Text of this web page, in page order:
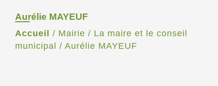
Aurélie MAYEUF
Accueil / Mairie / La maire et le conseil
municipal / Aurélie MAYEUF